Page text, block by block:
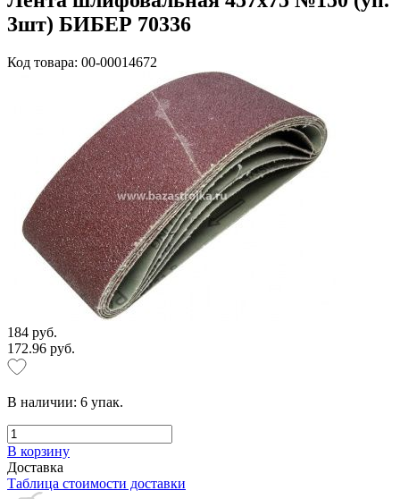
3шт) БИБЕР 70336
Код товара: 00-00014672
184 руб.
172.96 руб.
В наличии: 6 упак.
В корзину
Доставка
Таблица стоимости доставки